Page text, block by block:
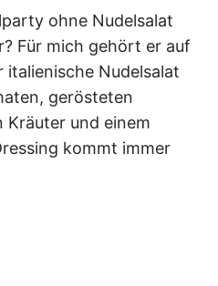
ohne Nudelsalat
Für mich gehört er auf
italienische Nudelsalat
gerösteten
Kräuter und einem
kommt immer